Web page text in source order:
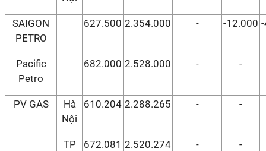
SAIGON
PETRO
627.500 2.354.000 - -12.000
Pacific
Petro
682.000 2.528.000 - -
PV GAS
Hà
Nội
610.204 2.288.265 - -
TP
672.081 2.520.274 - -